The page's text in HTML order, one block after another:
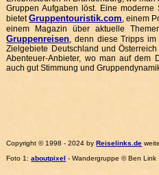
Gruppen Aufgaben löst. Eine
bietetGruppentouristik.com, einem
einem Magazin über aktuelle
Gruppenreisen, denn diese Tripps
Zielgebiete Deutschland und
Abenteuer-Anbieter, wo man auf dem
auch gut Stimmung und
Copyright © 1998 - 2024 byReiselinks.de
Foto 1:aboutpixel - Wandergruppe © Ben Link